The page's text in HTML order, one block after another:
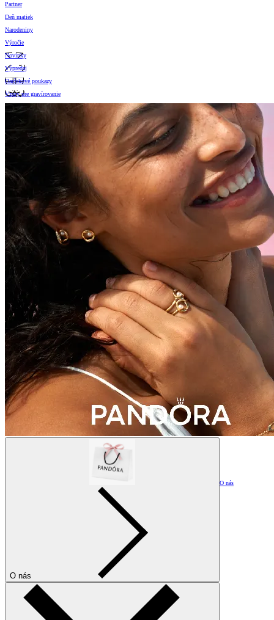
Partner
Deň matiek
Narodeniny
Výročie
Novinky
Výpredaj
Darčekové poukazy
Vzory pre gravírovanie
O nás
O nás